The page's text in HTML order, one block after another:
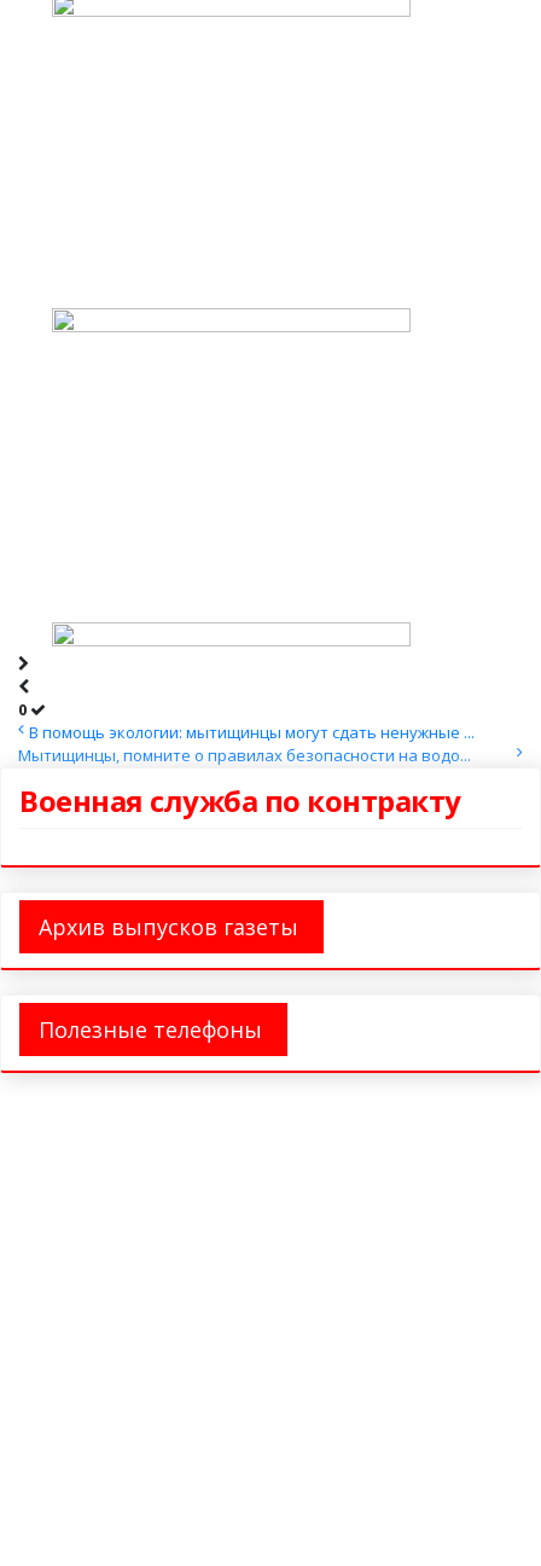
0
В помощь экологии: мытищинцы могут сдать ненужные ...
Мытищинцы, помните о правилах безопасности на водо...
Военная служба по контракту
Архив выпусков газеты
Полезные телефоны